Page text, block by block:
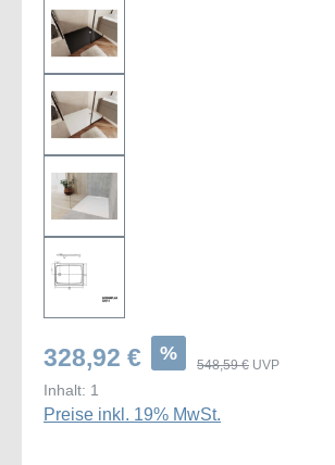
328,92 € %
548,59 € UVP
Inhalt: 1
Preise inkl. 19% MwSt.